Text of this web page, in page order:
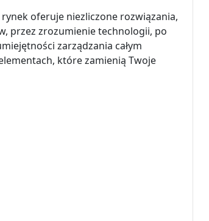
oferuje niezliczone rozwiązania,
przez zrozumienie technologii, po
zarządzania całym
które zamienią Twoje